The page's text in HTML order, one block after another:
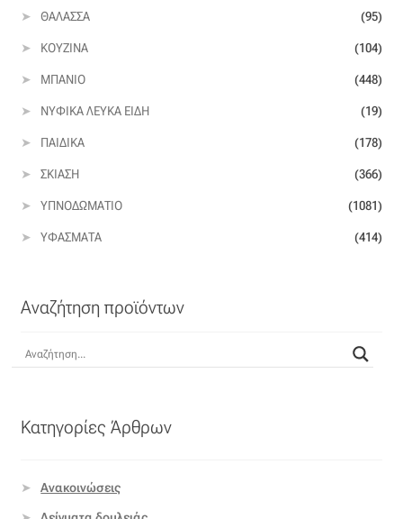
Μπροκάρ
Οργάντζα διπλή
Οργάντζα με ταφτά
Οργάντζα τσαλακωτή
Σενίλ
ΘΆΛΑΣΣΑ (95)
ΚΟΥΖΊΝΑ (104)
ΜΠΆΝΙΟ (448)
ΝΥΦΙΚΆ ΛΕΥΚΆ ΕΊΔΗ (19)
ΠΑΙΔΙΚΆ (178)
ΣΚΊΑΣΗ (366)
ΥΠΝΟΔΩΜΆΤΙΟ (1081)
ΥΦΆΣΜΑΤΑ (414)
Αναζήτηση προϊόντων
Κατηγορίες Άρθρων
Ανακοινώσεις